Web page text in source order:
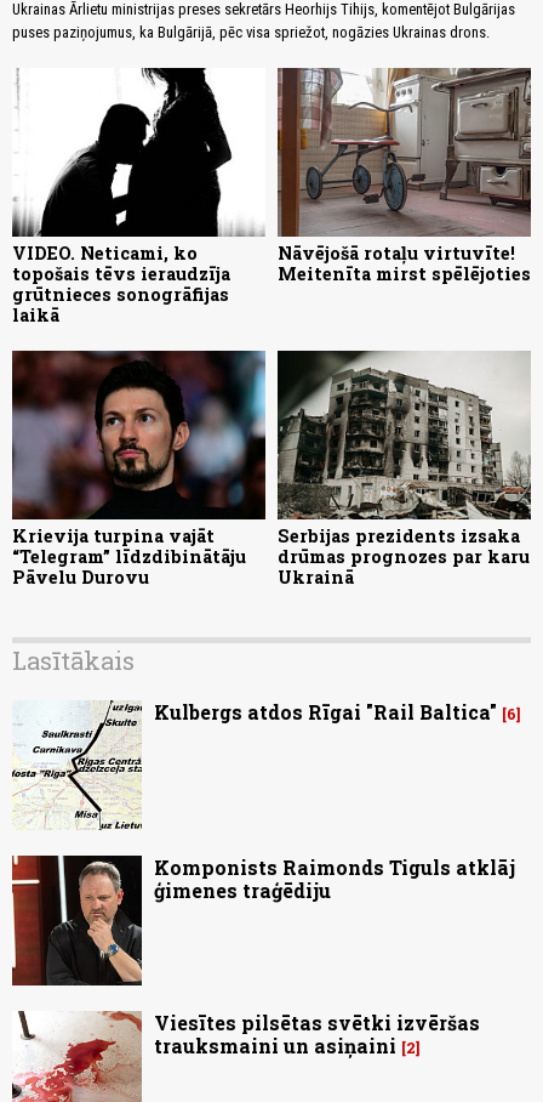
Ukrainas Ārlietu ministrijas preses sekretārs Heorhijs Tihijs, komentējot Bulgārijas
puses paziņojumus, ka Bulgārijā, pēc visa spriežot, nogāzies Ukrainas drons.
VIDEO. Neticami, ko
topošais tēvs ieraudzīja
grūtnieces sonogrāfijas
laikā
Nāvējošā rotaļu virtuvīte!
Meitenīta mirst spēlējoties
Krievija turpina vajāt
“Telegram” līdzdibinātāju
Pāvelu Durovu
Serbijas prezidents izsaka
drūmas prognozes par karu
Ukrainā
Lasītākais
Kulbergs atdos Rīgai "Rail Baltica" 6
Komponists Raimonds Tiguls atklāj
ģimenes traģēdiju
Viesītes pilsētas svētki izvēršas
trauksmaini un asiņaini
2